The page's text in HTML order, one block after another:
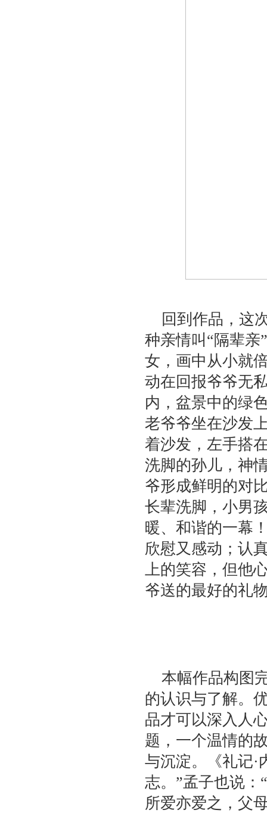
回到作品，这
种亲情叫“隔辈亲
女，画中从小就
动在回报爷爷无
内，盆景中的绿
老爷爷坐在沙发
着沙发，左手搭
洗脚的孙儿，神
爷形成鲜明的对
长辈洗脚，小男
暖、和谐的一幕
欣慰又感动；认
上的笑容，但他
爷送的最好的礼
本幅作品构图
的认识与了解。
品才可以深入人
题，一个温情的
与沉淀。《礼记·
志。”孟子也说：
所爱亦爱之，父